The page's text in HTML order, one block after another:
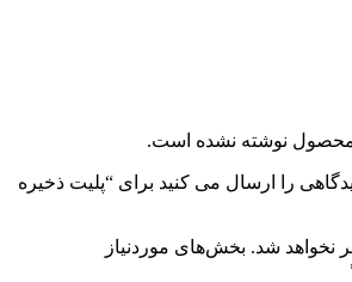
محصول نوشته نشده است.
را ارسال می کنید برای “پلیت ذخیره
نخواهد شد. بخش‌های موردنیاز